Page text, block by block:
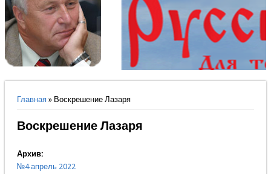
Вы здесь
Главная» Воскрешение Лазаря
Воскрешение Лазаря
Архив:
№4 апрель 2022